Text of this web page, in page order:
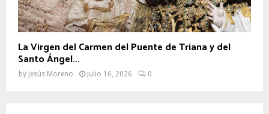
La Virgen del Carmen del Puente de Triana y del
Santo Ángel...
by Jesús Moreno julio 16, 2026 0